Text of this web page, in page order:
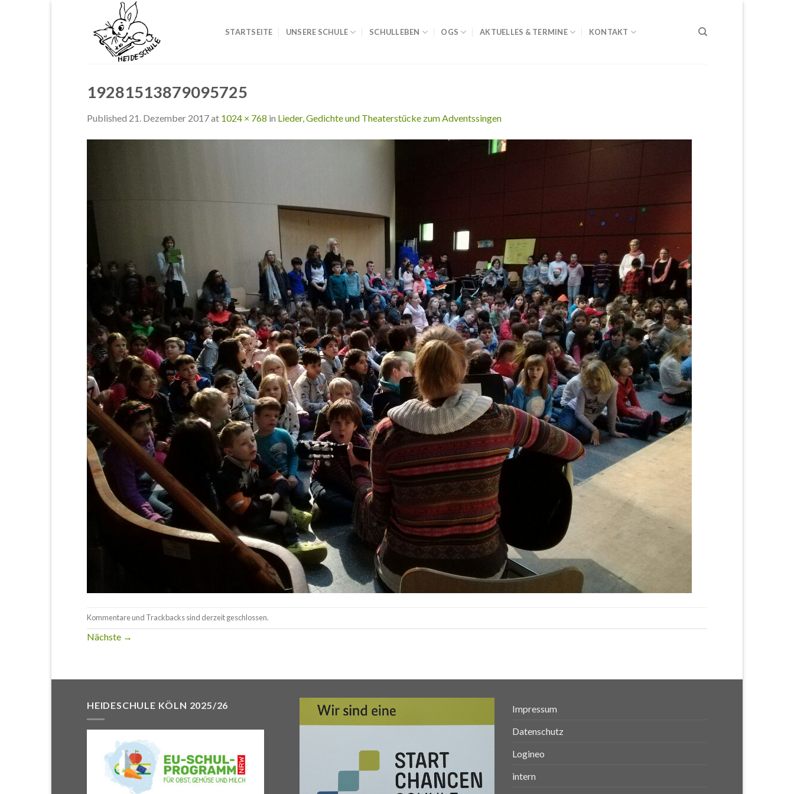
STARTSEITE UNSERE SCHULE SCHULLEBEN OGS AKTUELLES & TERMINE KONTAKT
19281513879095725
Published 21. Dezember 2017at 1024 × 768 in Lieder, Gedichte und Theaterstücke zum Adventssingen
Kommentare und Trackbacks sind derzeit geschlossen.
Nächste →
HEIDESCHULE KÖLN 2025/26
Impressum
Datenschutz
Logineo
intern